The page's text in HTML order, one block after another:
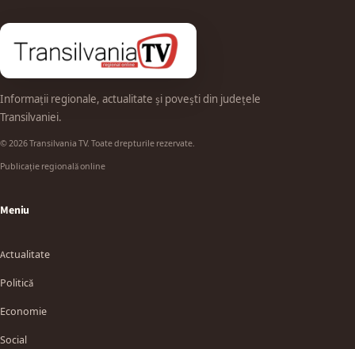
Informații regionale, actualitate și povești din județele
Transilvaniei.
© 2026 Transilvania TV. Toate drepturile rezervate.
Publicație regională online
Meniu
Actualitate
Politică
Economie
Social